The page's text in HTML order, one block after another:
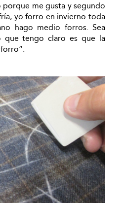
porque me gusta y segundo
yo forro en invierno toda
hago medio forros. Sea
que tengo claro es que la